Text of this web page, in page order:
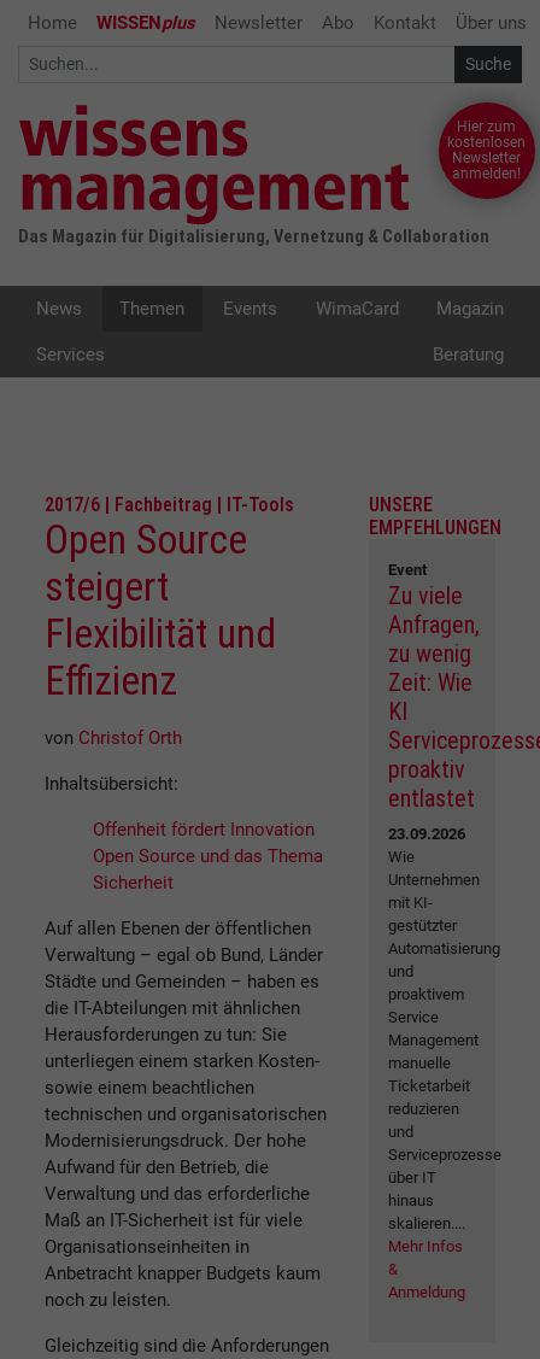
Home WISSENplus Newsletter Abo Kontakt Über uns
Das Magazin für Digitalisierung, Vernetzung & Collaboration
Hier zum
kostenlosen
Newsletter
anmelden!
News Themen Events WimaCard Magazin
Services Beratung
2017/6 | Fachbeitrag | IT-Tools
Open Source
steigert
Flexibilität und
Effizienz
von Christof Orth
Inhaltsübersicht:
Offenheit fördert Innovation
Open Source und das Thema
Sicherheit
Auf allen Ebenen der öffentlichen
Verwaltung – egal ob Bund, Länder
Städte und Gemeinden – haben es
die IT-Abteilungen mit ähnlichen
Herausforderungen zu tun: Sie
unterliegen einem starken Kosten-
sowie einem beachtlichen
technischen und organisatorischen
Modernisierungsdruck. Der hohe
Aufwand für den Betrieb, die
Verwaltung und das erforderliche
Maß an IT-Sicherheit ist für viele
Organisationseinheiten in
Anbetracht knapper Budgets kaum
noch zu leisten.
Gleichzeitig sind die Anforderungen
UNSERE
EMPFEHLUNGEN
Event
Zu viele
Anfragen,
zu wenig
Zeit: Wie
KI
proaktiv
entlastet
23.09.2026
Wie
Unternehmen
mit KI-
gestützter
Automatisierung
und
proaktivem
Service
Management
manuelle
Ticketarbeit
reduzieren
und
Serviceprozesse
über IT
hinaus
skalieren....
Mehr Infos
&
Anmeldung